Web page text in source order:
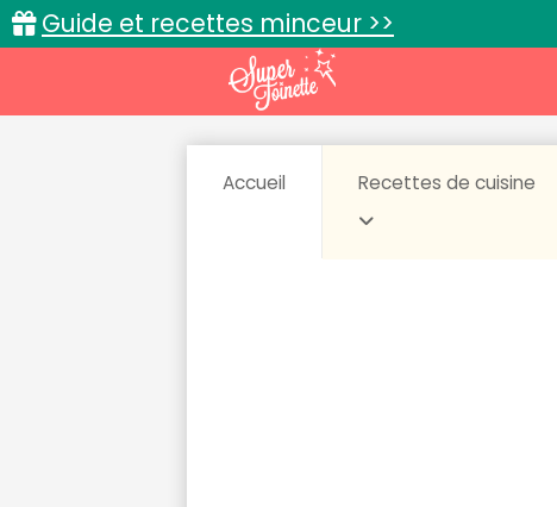
Guide et recettes minceur >>
Accueil Recettes de cuisine